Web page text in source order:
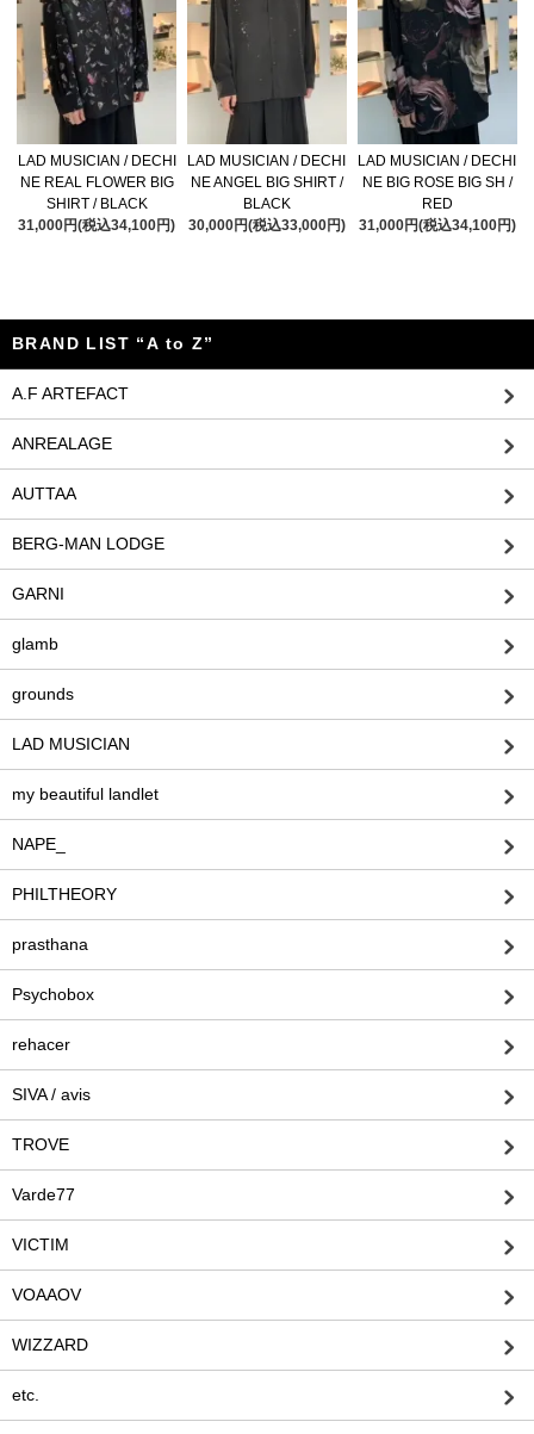
LAD MUSICIAN / DECHI
NE REAL FLOWER BIG
SHIRT / BLACK
31,000円(税込34,100円)
LAD MUSICIAN / DECHI
NE ANGEL BIG SHIRT /
BLACK
30,000円(税込33,000円)
LAD MUSICIAN / DECHI
NE BIG ROSE BIG SH /
RED
31,000円(税込34,100円)
BRAND LIST “A to Z”
A.F ARTEFACT
ANREALAGE
AUTTAA
BERG-MAN LODGE
GARNI
glamb
grounds
LAD MUSICIAN
my beautiful landlet
NAPE_
PHILTHEORY
prasthana
Psychobox
rehacer
SIVA / avis
TROVE
Varde77
VICTIM
VOAAOV
WIZZARD
etc.